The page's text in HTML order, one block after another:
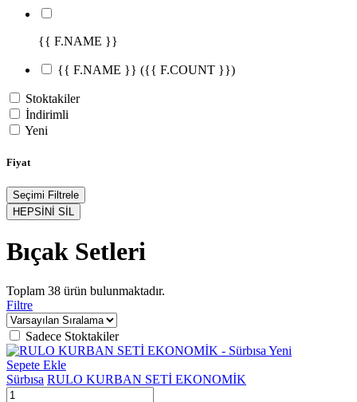
{{ F.NAME }}
{{ F.NAME }} ({{ F.COUNT }})
Stoktakiler
İndirimli
Yeni
Fiyat
Seçimi Filtrele
HEPSİNİ SİL
Bıçak Setleri
Toplam 38 ürün bulunmaktadır.
Filtre
Sadece Stoktakiler
Yeni
Sepete Ekle
Sürbısa RULO KURBAN SETİ EKONOMİK